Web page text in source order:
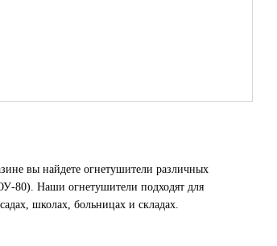
вы найдете огнетушители различных
Наши огнетушители подходят для
школах, больницах и складах.